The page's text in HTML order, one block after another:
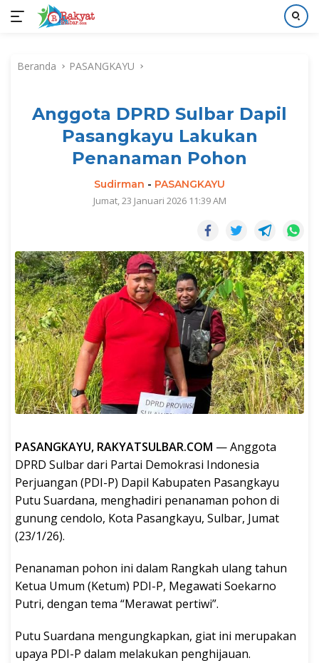
kontenBeranda PASANGKAYU
Anggota DPRD Sulbar Dapil
Pasangkayu Lakukan
Penanaman Pohon
Sudirman - PASANGKAYU
Jumat, 23 Januari 2026 11:39 AM
PASANGKAYU, RAKYATSULBAR.COM — Anggota
DPRD Sulbar dari Partai Demokrasi Indonesia
Perjuangan (PDI-P) Dapil Kabupaten Pasangkayu
Putu Suardana, menghadiri penanaman pohon di
gunung cendolo, Kota Pasangkayu, Sulbar, Jumat
(23/1/26).
Penanaman pohon ini dalam Rangkah ulang tahun
Ketua Umum (Ketum) PDI-P, Megawati Soekarno
Putri, dengan tema “Merawat pertiwi”.
Putu Suardana mengungkapkan, giat ini merupakan
upaya PDI-P dalam melakukan penghijauan.